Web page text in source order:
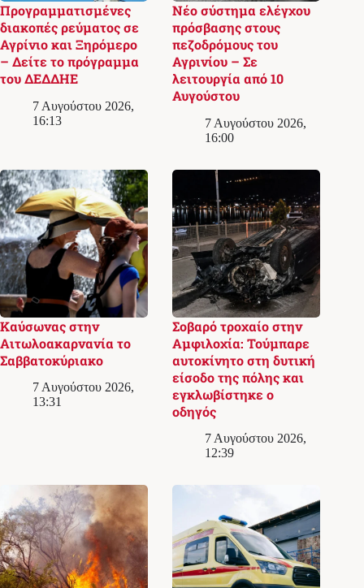
Προγραμματισμένες
διακοπές ρεύματος σε
Αγρίνιο και Ξηρόμερο
– Δείτε το πρόγραμμα
του ΔΕΔΔΗΕ
7 Αυγούστου 2026,
16:13
Νέο σύστημα ελέγχου
πρόσβασης στους
πεζοδρόμους του
Αγρινίου – Σε
λειτουργία από 10
Αυγούστου
7 Αυγούστου 2026,
16:00
Καύσωνας στην
Αιτωλοακαρνανία το
Σαββατοκύριακο
7 Αυγούστου 2026,
13:31
Σοβαρό τροχαίο στην
Αμφιλοχία: Τούμπαρε
αυτοκίνητο στη δυτική
είσοδο της πόλης και
εγκλωβίστηκε ο
οδηγός
7 Αυγούστου 2026,
12:39